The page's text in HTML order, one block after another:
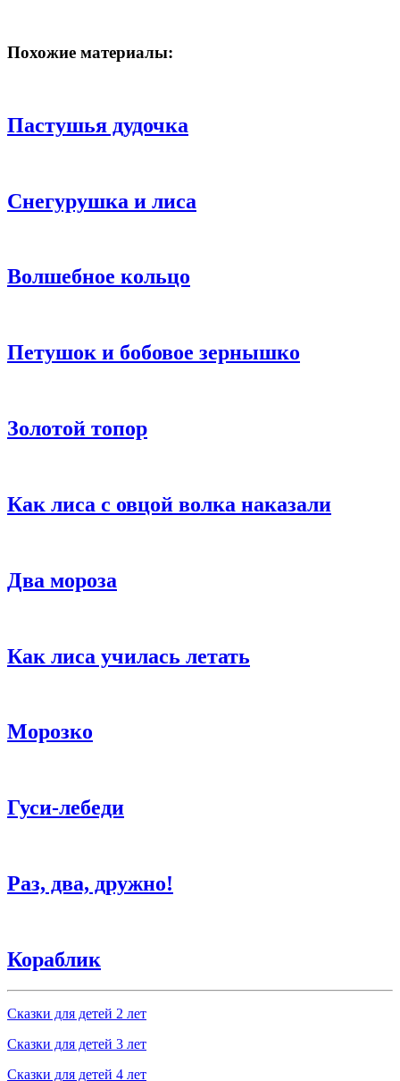
Похожие материалы:
Пастушья дудочка
Снегурушка и лиса
Волшебное кольцо
Петушок и бобовое зернышко
Золотой топор
Как лиса с овцой волка наказали
Два мороза
Как лиса училась летать
Морозко
Гуси-лебеди
Раз, два, дружно!
Кораблик
Сказки для детей 2 лет
Сказки для детей 3 лет
Сказки для детей 4 лет